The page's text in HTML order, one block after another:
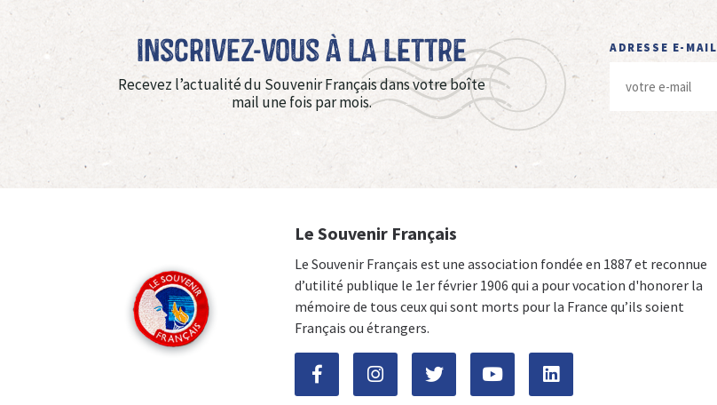
Inscrivez-vous à La Lettre
Recevez l’actualité du Souvenir Français dans votre boîte
mail une fois par mois.
ADRESSE E-MAIL
Le Souvenir Français
Le Souvenir Français est une association fondée en 1887 et reconnue
d’utilité publique le 1er février 1906 qui a pour vocation d'honorer la
mémoire de tous ceux qui sont morts pour la France qu’ils soient
Français ou étrangers.